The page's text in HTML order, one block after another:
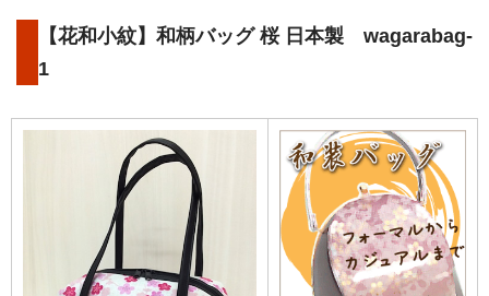
【花和小紋】和柄バッグ 桜 日本製 wagarabag-
1